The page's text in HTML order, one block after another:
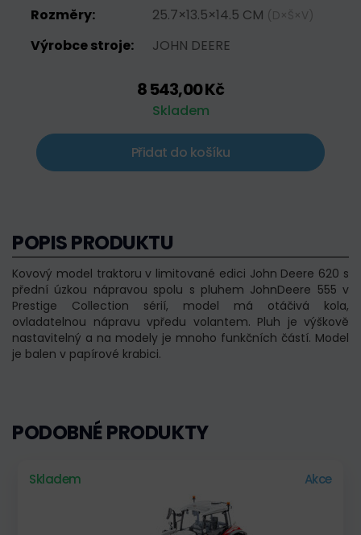
Rozměry:
25.7×13.5×14.5 CM (D×Š×V)
Výrobce stroje: JOHN DEERE
8 543,00 Kč
Skladem
Přidat do košíku
POPIS PRODUKTU
Kovový model traktoru v limitované edici John Deere 620 s
přední úzkou nápravou spolu s pluhem JohnDeere 555 v
Prestige Collection sérií, model má otáčivá kola,
ovladatelnou nápravu vpředu volantem. Pluh je výškově
nastavitelný a na modely je mnoho funkčních částí. Model
je balen v papírové krabici.
PODOBNÉ PRODUKTY
Skladem Akce